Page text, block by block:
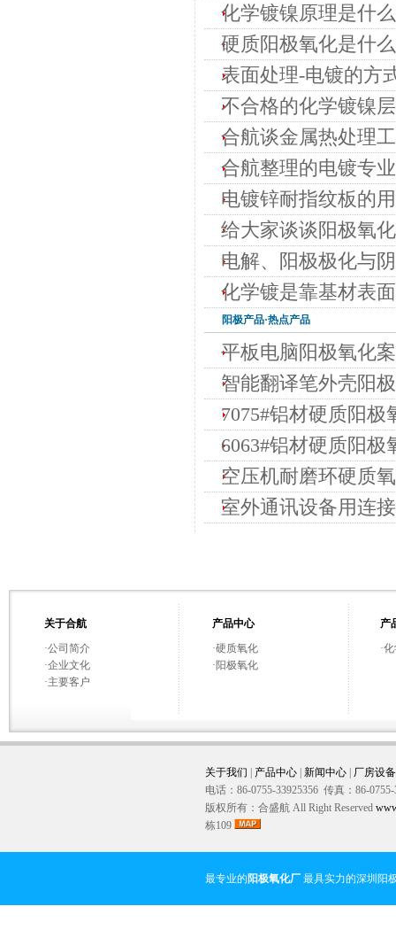
化学镀镍原理是什
硬质阳极氧化是什
表面处理-电镀的方
不合格的化学镀镍
合航谈金属热处理
合航整理的电镀专
电镀锌耐指纹板的
给大家谈谈阳极氧
电解、阳极极化与
化学镀是靠基材表
阳极产品·热点产品
平板电脑阳极氧化
智能翻译笔外壳阳
7075#铝材硬质阳极
6063#铝材硬质阳极
空压机耐磨环硬质
室外通讯设备用连
关于合航
·公司简介
·企业文化
·主要客户
产品中心
·硬质氧化
·阳极氧化
产
·
关于我们 | 产品中心 | 新闻中心 | 厂房设备
电话：86-0755-33925356 传真：86-
版权所有：合盛航 All Right Reserved
栋109
最专业的阳极氧化厂 最具实力的深圳阳